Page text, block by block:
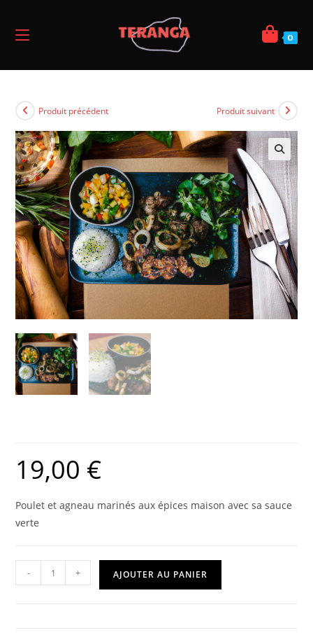
0
Produit précédent Produit suivant
🔍
19,00 €
Poulet et agneau marinés aux épices maison avec sa sauce
verte
- + AJOUTER AU PANIER